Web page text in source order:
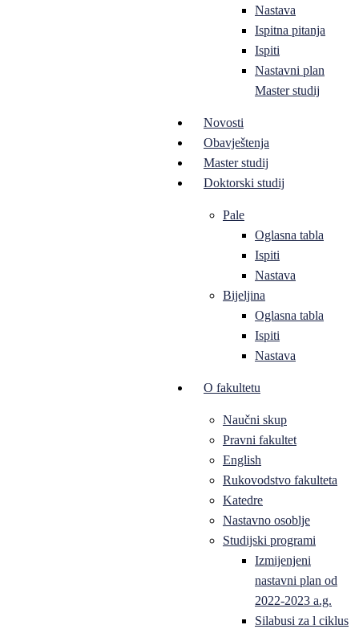
Nastava
Ispitna pitanja
Ispiti
Nastavni plan
Master studij
Novosti
Obavještenja
Master studij
Doktorski studij
Pale
Oglasna tabla
Ispiti
Nastava
Bijeljina
Oglasna tabla
Ispiti
Nastava
O fakultetu
Naučni skup
Pravni fakultet
English
Rukovodstvo fakulteta
Katedre
Nastavno osoblje
Studijski programi
Izmijenjeni
nastavni plan od
2022-2023 a.g.
Silabusi za l ciklus